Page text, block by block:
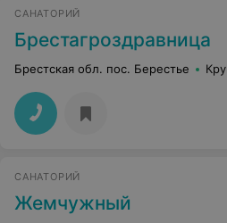
САНАТОРИЙ
Брестагроздравница
Брестская обл. пос. Берестье
САНАТОРИЙ
Жемчужный